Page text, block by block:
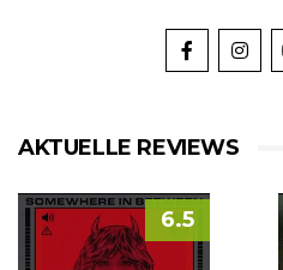
AKTUELLE REVIEWS
6.5